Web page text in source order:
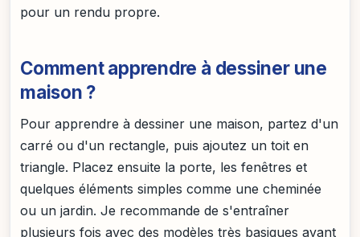
pour un rendu propre.
Comment apprendre à dessiner une
maison ?
Pour apprendre à dessiner une maison, partez d'un
carré ou d'un rectangle, puis ajoutez un toit en
triangle. Placez ensuite la porte, les fenêtres et
quelques éléments simples comme une cheminée
ou un jardin. Je recommande de s'entraîner
plusieurs fois avec des modèles très basiques avant